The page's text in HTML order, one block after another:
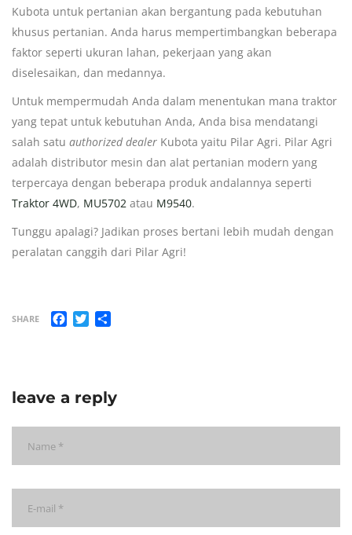
Kubota untuk pertanian akan bergantung pada kebutuhan
khusus pertanian. Anda harus mempertimbangkan beberapa
faktor seperti ukuran lahan, pekerjaan yang akan
diselesaikan, dan medannya.
Untuk mempermudah Anda dalam menentukan mana traktor
yang tepat untuk kebutuhan Anda, Anda bisa mendatangi
salah satu authorized dealer Kubota yaitu Pilar Agri. Pilar Agri
adalah distributor mesin dan alat pertanian modern yang
terpercaya dengan beberapa produk andalannya seperti
Traktor 4WD, MU5702 atau M9540.
Tunggu apalagi? Jadikan proses bertani lebih mudah dengan
peralatan canggih dari Pilar Agri!
SHARE Facebook
Twitter
leave a reply